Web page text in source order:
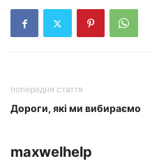
попередня стаття
Дороги, які ми вибираємо
maxwelhelp